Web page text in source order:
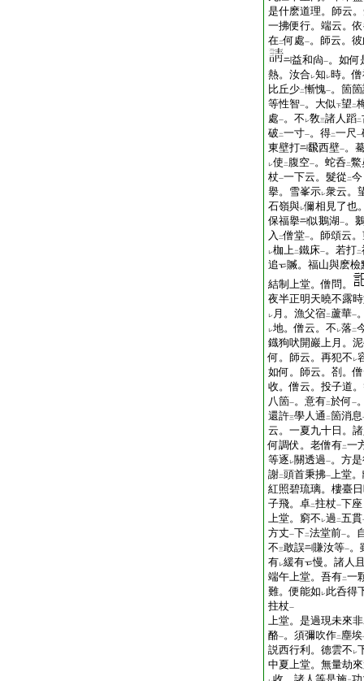
是什麽道理。師云
一拂便行。端云。依
在二何處一。師云。
益和尙一。如何
熱。汝合レ知 レ時。
比丘少二慚愧一。箇
等性智一。大似下望 二
處一。不 レ敎三諸人蹈二
破 二一寸一。得二一尺 一
東壁打
飜西壁一。
レ使 二 腹空一。蛇呑二鱉
杖一一下云。髮從 二
擧。雪峯示レ衆云。
石嶺與レ儞相見了也
保福擧
似鵝湖一。
入 二僧堂一。師頌云
レ枷上二鐵床一。若打二
追
贓。福山與麽檢
結制上堂。僧問。
夜半正明天曉不露
レ 月。漁父宿二 蘆華一
レ地。僧云。不 レ落 二
鐡狗吠開巖上月。
何。師云。再犯不 レ
如何。師云。剳。
收。僧云。投子道
八箇一。意有二於何一
還許三學人通 二箇消息
云。一夏九十日。
何調伏。老僧有二一
等逐 レ關透過一。方
謝二頭首秉拂一上堂
紅照碧琉璃。樓臺
子飛。卓二拄杖一下座
上堂。窮不 レ過 二五貫
方丈一下二法堂前一。
不三敢誤 賺汝等一。
有レ緩有
慢。諸人
端午上堂。吾有二一
難。便能如 レ此呑得
拄杖一
上堂。是過現未來非
酪一。須彌吹作二塵埃
説西行利。德雲不 レ
中夏上堂。無量劫